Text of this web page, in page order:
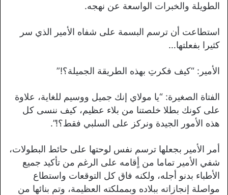
الطويلة والخبرات الواسعة عن نهجه.
استطاعت أن ترسم البسمة على شفاه الأمير الذي سر
كثيرا بفعلتها…
الأمير: “كيف فكرتِ بهذه الطريقة الجميلة؟!”
الفتاة الصغيرة: “يا مولاي إنك جميل ووسيم للغاية، علاوة
على كونك بطلا خلصتنا من بلاء عظيم، كيف ننسى كل
هذه الأمور الجيدة ونركز على السلبي فقط؟!”.
أمر الأمير بجعلها ترسم نفس لوحتها على حائط البطولات،
شفي الأمير تماما من أٍقامه على الرغم من تأكيد جميع
الأطباء بدنو أجله، ولكنه فاق كل التوقعات واستطاع
مواصلة إنجازاته ببلاده وبمملكته العظيمة، وتم بنائها من